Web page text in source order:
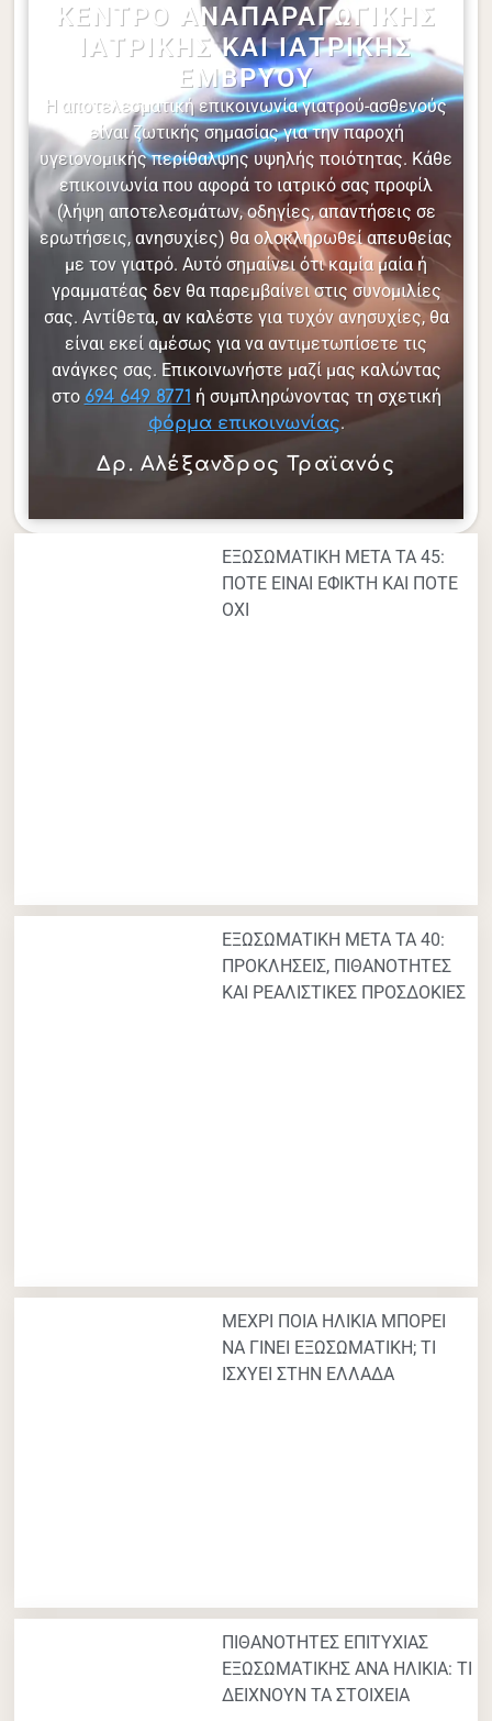
ΚΈΝΤΡΟ ΑΝΑΠΑΡΑΓΩΓΙΚΉΣ
ΙΑΤΡΙΚΉΣ ΚΑΙ ΙΑΤΡΙΚΉΣ
ΕΜΒΡΎΟΥ
Η αποτελεσματική επικοινωνία γιατρού-ασθενούς
είναι ζωτικής σημασίας για την παροχή
υγειονομικής περίθαλψης υψηλής ποιότητας. Κάθε
επικοινωνία που αφορά το ιατρικό σας προφίλ
(λήψη αποτελεσμάτων, οδηγίες, απαντήσεις σε
ερωτήσεις, ανησυχίες) θα ολοκληρωθεί απευθείας
με τον γιατρό. Αυτό σημαίνει ότι καμία μαία ή
γραμματέας δεν θα παρεμβαίνει στις συνομιλίες
σας. Αντίθετα, αν καλέστε για τυχόν ανησυχίες, θα
είναι εκεί αμέσως για να αντιμετωπίσετε τις
ανάγκες σας. Επικοινωνήστε μαζί μας καλώντας
στο 694 649 8771 ή συμπληρώνοντας τη σχετική
φόρμα επικοινωνίας.
Δρ. Αλέξανδρος Τραϊανός
ΕΞΩΣΩΜΑΤΙΚΗ ΜΕΤΑ ΤΑ 45:
ΠΟΤΕ ΕΙΝΑΙ ΕΦΙΚΤΗ ΚΑΙ ΠΟΤΕ
ΟΧΙ
ΕΞΩΣΩΜΑΤΙΚΗ ΜΕΤΑ ΤΑ 40:
ΠΡΟΚΛΗΣΕΙΣ, ΠΙΘΑΝΟΤΗΤΕΣ
ΚΑΙ ΡΕΑΛΙΣΤΙΚΕΣ ΠΡΟΣΔΟΚΙΕΣ
ΜΕΧΡΙ ΠΟΙΑ ΗΛΙΚΙΑ ΜΠΟΡΕΙ
ΝΑ ΓΙΝΕΙ ΕΞΩΣΩΜΑΤΙΚΗ; ΤΙ
ΙΣΧΥΕΙ ΣΤΗΝ ΕΛΛΑΔΑ
ΠΙΘΑΝΟΤΗΤΕΣ ΕΠΙΤΥΧΙΑΣ
ΕΞΩΣΩΜΑΤΙΚΗΣ ΑΝΑ ΗΛΙΚΙΑ: ΤΙ
ΔΕΙΧΝΟΥΝ ΤΑ ΣΤΟΙΧΕΙΑ